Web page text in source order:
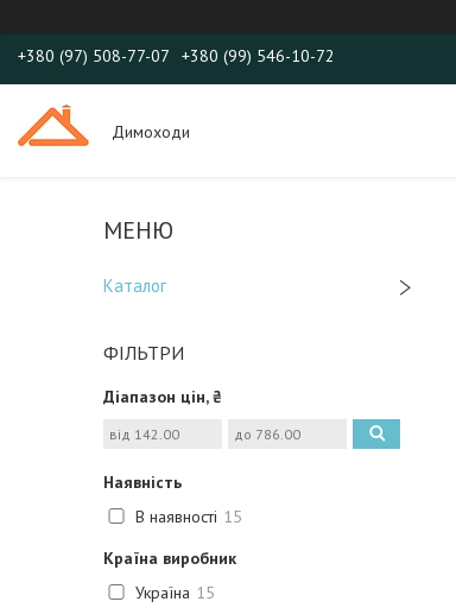
+380 (97) 508-77-07 +380 (99) 546-10-72
Димоходи
Каталог
ФІЛЬТРИ
Діапазон цін, ₴
Наявність
В наявності 15
Країна виробник
Україна 15